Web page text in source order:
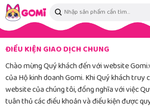
ĐIỀU KIỆN GIAO DỊCH CHUNG
Chào mừng Quý khách đến với website
của Hộ kinh doanh Gomi. Khi Quý khách truy
website của chúng tôi, đồng nghĩa với việc
tuân thủ các điều khoản và điều kiện được